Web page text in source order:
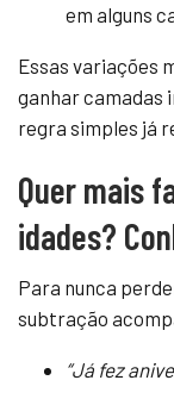
em alguns
Essas variações
ganhar camadas
regra simples já
Quer mais
idades?
Para nunca
subtração
“Já fez